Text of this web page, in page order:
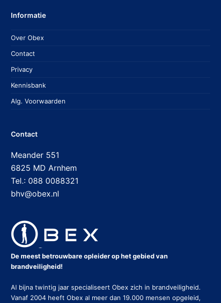
Informatie
Over Obex
Contact
Privacy
Kennisbank
Alg. Voorwaarden
Contact
Meander 551
6825 MD Arnhem
Tel.: 088 0088321
bhv@obex.nl
De meest betrouwbare opleider op het gebied van
brandveiligheid!
Al bijna twintig jaar specialiseert Obex zich in brandveiligheid.
Vanaf 2004 heeft Obex al meer dan 19.000 mensen opgeleid,